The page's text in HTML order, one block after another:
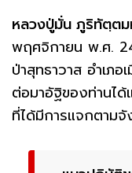
หลวงปู่มั่น ภูริทัตฺตม
พฤศจิกายน พ.ศ.
ป่าสุทธาวาส อำเภ
ต่อมาอัฐิของท่านได้
ที่ได้มีการแจกตาม